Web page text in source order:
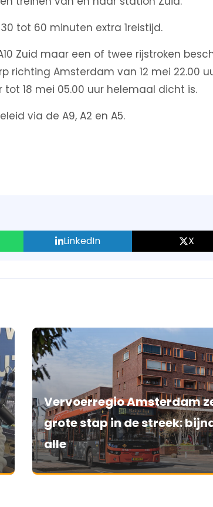
tot 60 minuten extra 1reistijd.
Zuid maar een of twee rijstroken
richting Amsterdam van 12 mei 22.00
tot 18 mei 05.00 uur helemaal dicht is.
via de A9, A2 en A5.
LinkedIn X
Vervoerregio Amsterdam
grote stap in de streek:
alle